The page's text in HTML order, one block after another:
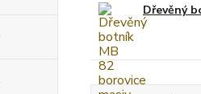
Dřevěný